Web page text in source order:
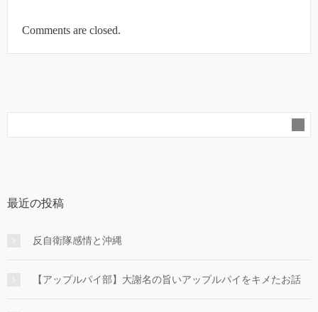
Comments are closed.
最近の投稿
反自衛隊感情と沖縄
【アップルパイ部】大謝名の旨いアップルパイをキメたお話